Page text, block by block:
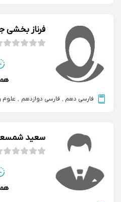
فرناز بخشی
فارسی دهم , فارسی دوازدهم , علوم
سعید